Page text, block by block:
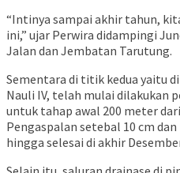
“Intinya sampai akhir tahun,
ini,” ujar Perwira didampingi
Jalan dan Jembatan Tarutung.
Sementara di titik kedua yaitu di
Nauli IV, telah mulai dilakukan
untuk tahap awal 200 meter
Pengaspalan setebal 10 cm
hingga selesai di akhir